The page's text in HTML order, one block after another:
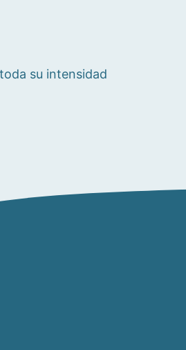
su intensidad